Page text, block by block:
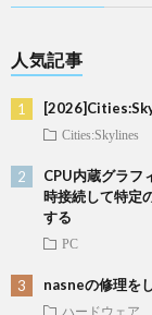
人気記事
Cities:Skylines
CPU内蔵グラフ
時接続して特定
する
PC
nasneの修理を
ハードウェア